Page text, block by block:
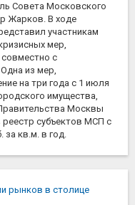
Совета Московского
Жарков. В ходе
участникам
мер,
с
из мер,
на три года с 1 июля
имущества,
Москвы
реестр субъектов МСП с
за кв.м. в год.